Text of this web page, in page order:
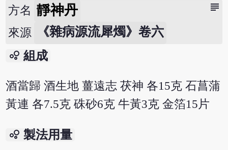
subject
方名 靜神丹
來源 《雜病源流犀燭》卷六
bubble_chart 組成
酒當歸 酒生地 薑遠志 茯神 各15克 石菖蒲
黃連 各7.5克 硃砂6克 牛黃3克 金箔15片
bubble_chart 製法用量